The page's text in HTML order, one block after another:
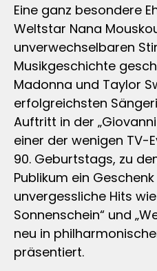
Eine ganz besondere
Weltstar Nana
unverwechselbaren
Musikgeschichte
Madonna und Taylor
erfolgreichsten
Auftritt in der
einer der wenigen TV-
90. Geburtstags, zu
Publikum ein
unvergessliche Hits
Sonnenschein“ und
neu in
präsentiert.